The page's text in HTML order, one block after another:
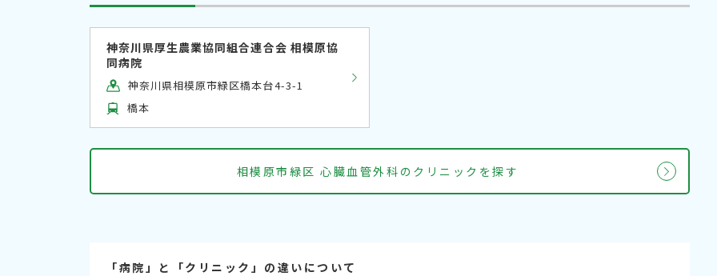
神奈川県厚生農業協同組合連合会 相模原協
同病院
神奈川県相模原市緑区橋本台4-3-1
橋本
相模原市緑区 心臓血管外科のクリニックを探す
「病院」と「クリニック」の違いについて